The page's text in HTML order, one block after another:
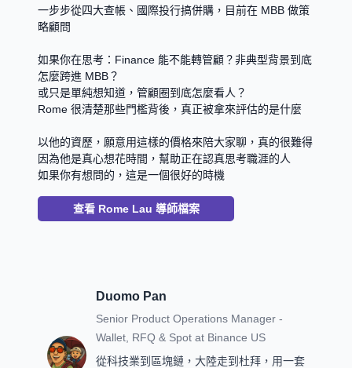
一步步從四大查帳、國際投行搞併購，目前在 MBB 做策
略顧問
如果你在思考：Finance 能不能轉管顧？非典型背景到底
怎麼跨進 MBB？
或只是單純想知道，管顧圈到底怎麼看人？
Rome 很清楚那些門檻背後，真正被拿來評估的是什麼
以他的資歷，願意用這樣的價格來陪大家聊，真的很難得
因為他是真心想花時間，幫助正在認真思考職涯的人
如果你有想問的，這是一個很好的時機
查看 Rome Lau 導師檔案
Duomo Pan
Senior Product Operations Manager -
Wallet, RFQ & Spot at Binance US
從科技業到區塊鏈，大陸走到杜拜，用一套